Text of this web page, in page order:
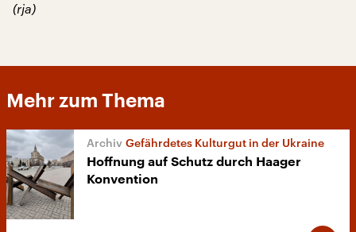
(rja)
Mehr zum Thema
Gefährdetes Kulturgut in der Ukraine
Hoffnung auf Schutz durch Haager
Konvention